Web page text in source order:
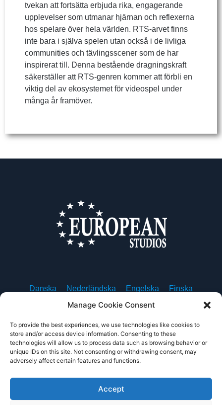
Manage Cookie Consent
To provide the best experiences, we use technologies like cookies to
store and/or access device information. Consenting to these
technologies will allow us to process data such as browsing behavior or
unique IDs on this site. Not consenting or withdrawing consent, may
adversely affect certain features and functions.
Accept
tvekan att fortsätta erbjuda rika, engagerande
upplevelser som utmanar hjärnan och reflexerna
hos spelare över hela världen. RTS-arvet finns
inte bara i själva spelen utan också i de livliga
communities och tävlingsscener som de har
inspirerat till. Denna bestående dragningskraft
säkerställer att RTS-genren kommer att förbli en
viktig del av ekosystemet för videospel under
många år framöver.
Danska Nederländska Engelska
Finska
Tyska Isländska Italienska
Om oss Kontakta oss Integritetspolicy
Användarvillkor